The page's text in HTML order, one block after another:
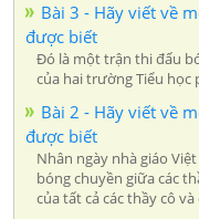
Bài 3 - Hãy viết về
được biết
Đó là một trận thi đấu
của hai trường Tiểu
Bài 2 - Hãy viết về
được biết
Nhân ngày nhà giáo
bóng chuyền giữa các
của tất cả các thầy cô